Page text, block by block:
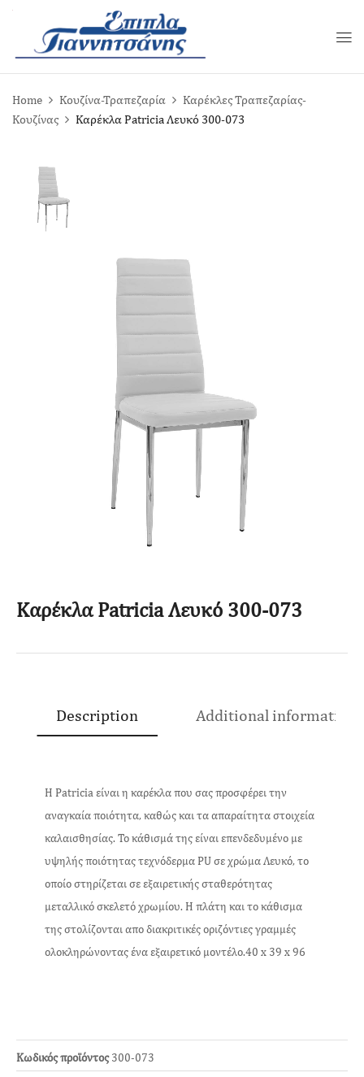
Home Κουζίνα-Τραπεζαρία
Καρέκλες Τραπεζαρίας-
Κουζίνας
Καρέκλα Patricia Λευκό 300-073
Καρέκλα Patricia Λευκό 300-073
Description Additional information
Η Patricia είναι η καρέκλα που σας προσφέρει την
αναγκαία ποιότητα, καθώς και τα απαραίτητα στοιχεία
καλαισθησίας. Το κάθισμά της είναι επενδεδυμένο με
υψηλής ποιότητας τεχνόδερμα PU σε χρώμα Λευκό, το
οποίο στηρίζεται σε εξαιρετικής σταθερότητας
μεταλλικό σκελετό χρωμίου. Η πλάτη και το κάθισμα
της στολίζονται απο διακριτικές οριζόντιες γραμμές
ολοκληρώνοντας ένα εξαιρετικό μοντέλο.40 x 39 x 96
Κωδικός προϊόντος300-073